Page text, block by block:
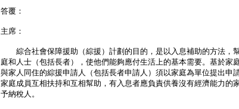
答覆：
主席：
綜合社會保障援助（綜援）計劃的目的，是以入息補助的方法，
庭和人士（包括長者），使他們能夠應付生活上的基本需要。基於家
與家人同住的綜援申請人（包括長者申請人）須以家庭為單位提出申
家庭成員互相扶持和互相幫助，有入息者應負責供養沒有經濟能力的
予納稅人。